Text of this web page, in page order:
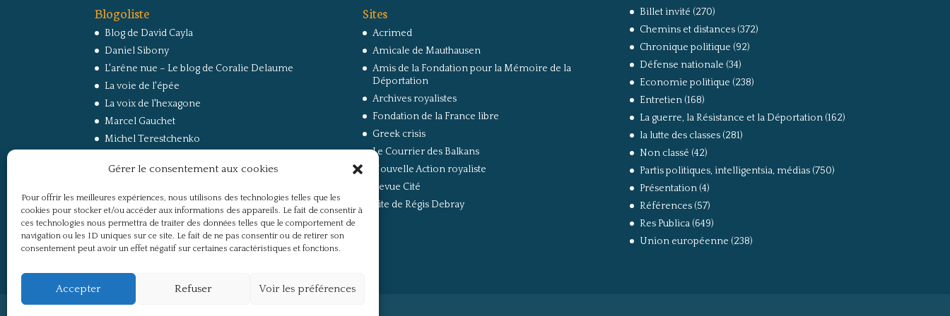
Gérer le consentement aux cookies
Pour offrir les meilleures expériences, nous utilisons des technologies telles que les
cookies pour stocker et/ou accéder aux informations des appareils. Le fait de consentir à
ces technologies nous permettra de traiter des données telles que le comportement de
navigation ou les ID uniques sur ce site. Le fait de ne pas consentir ou de retirer son
consentement peut avoir un effet négatif sur certaines caractéristiques et fonctions.
Accepter Refuser Voir les préférences
Blogoliste
Blog de David Cayla
Daniel Sibony
L'arêne nue – Le blog de Coralie Delaume
La voie de l'épée
La voix de l'hexagone
Marcel Gauchet
Michel Terestchenko
RussEurope – Le Carnet de Jacques Sapir sur la
Secret Défense
Un regard sur la Russie
Sites
Acrimed
Amicale de Mauthausen
Amis de la Fondation pour la Mémoire de la
Déportation
Archives royalistes
Fondation de la France libre
Greek crisis
Le Courrier des Balkans
Nouvelle Action royaliste
Revue Cité
Site de Régis Debray
Billet invité (270)
Chemins et distances(372)
Chronique politique (92)
Défense nationale (34)
Economie politique (238)
Entretien(168)
La guerre, la Résistance et la Déportation(162)
la lutte des classes(281)
Non classé (42)
Partis politiques, intelligentsia, médias(750)
Présentation(4)
Références(57)
Res Publica(649)
Union européenne (238)